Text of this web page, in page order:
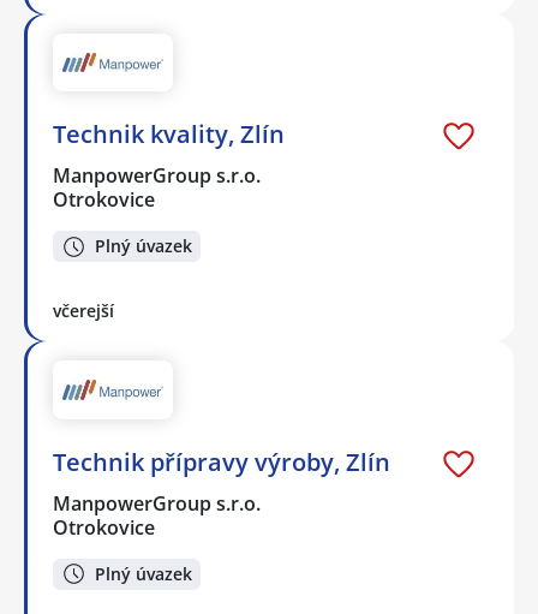
Technik kvality, Zlín
ManpowerGroup s.r.o.
Otrokovice
Plný úvazek
včerejší
Technik přípravy výroby, Zlín
ManpowerGroup s.r.o.
Otrokovice
Plný úvazek